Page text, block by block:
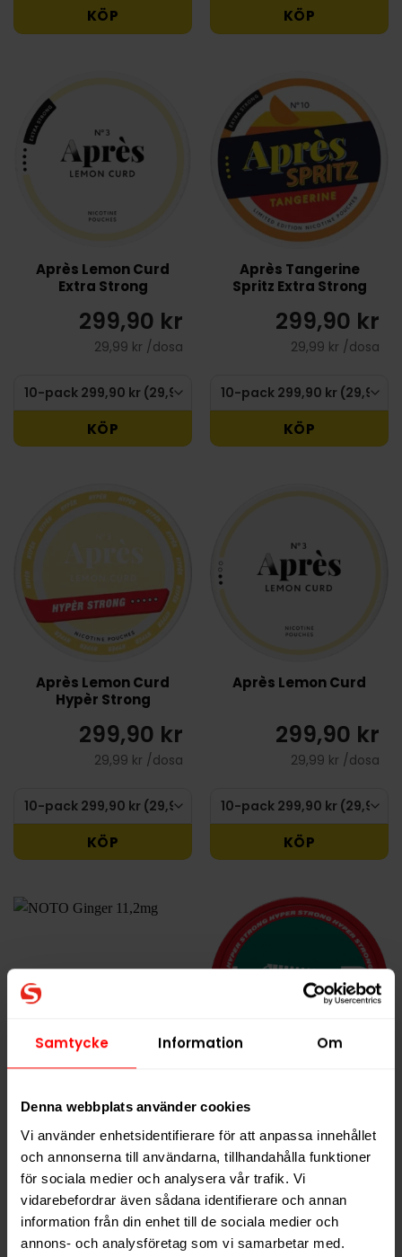
Samtycke Information Om
Denna webbplats använder cookies
Vi använder enhetsidentifierare för att anpassa innehållet
och annonserna till användarna, tillhandahålla funktioner
för sociala medier och analysera vår trafik. Vi
vidarebefordrar även sådana identifierare och annan
information från din enhet till de sociala medier och
annons- och analysföretag som vi samarbetar med.
KÖP KÖP
Après Lemon Curd
Extra Strong
299,90 kr
29,99 kr /dosa
KÖP
Après Tangerine
Spritz Extra Strong
299,90 kr
29,99 kr /dosa
KÖP
Après Lemon Curd
Hypèr Strong
299,90 kr
29,99 kr /dosa
KÖP
Après Lemon Curd
299,90 kr
29,99 kr /dosa
KÖP
289,90 kr
28,99 kr /dosa
339,90 kr
33,99 kr /dosa